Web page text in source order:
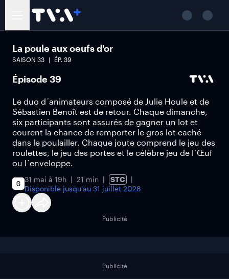
La poule aux oeufs d'or
SAISON 33 ÉP. 39
Épisode 39
Le duo d´animateurs composé de Julie Houle et de
Sébastien Benoît est de retour. Chaque dimanche,
six participants sont assurés de gagner un lot et
courent la chance de remporter le gros lot caché
dans le poulailler. Chaque joute comprend le jeu des
roulettes, le jeu des portes et le célèbre jeu de l´Œuf
ou l´enveloppe.
31 mai à 19h 21 min
STC
Disponible jusqu'au 31 juillet 2028
Publicité
Publicité